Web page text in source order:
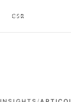
Cursorio
Cursorio